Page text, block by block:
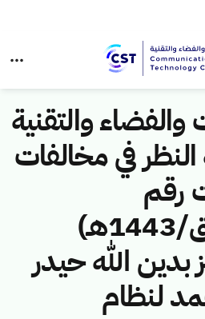
والفضاء والتقنية
النظر في مخالفات
رقم
(4374312/ق/1443هـ)
بدين الله حيدر
لنظام